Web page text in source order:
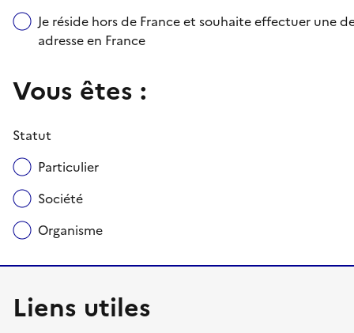
Je réside hors de France et souhaite effectuer une
adresse en France
Vous êtes :
Statut
Particulier
Société
Organisme
Liens utiles